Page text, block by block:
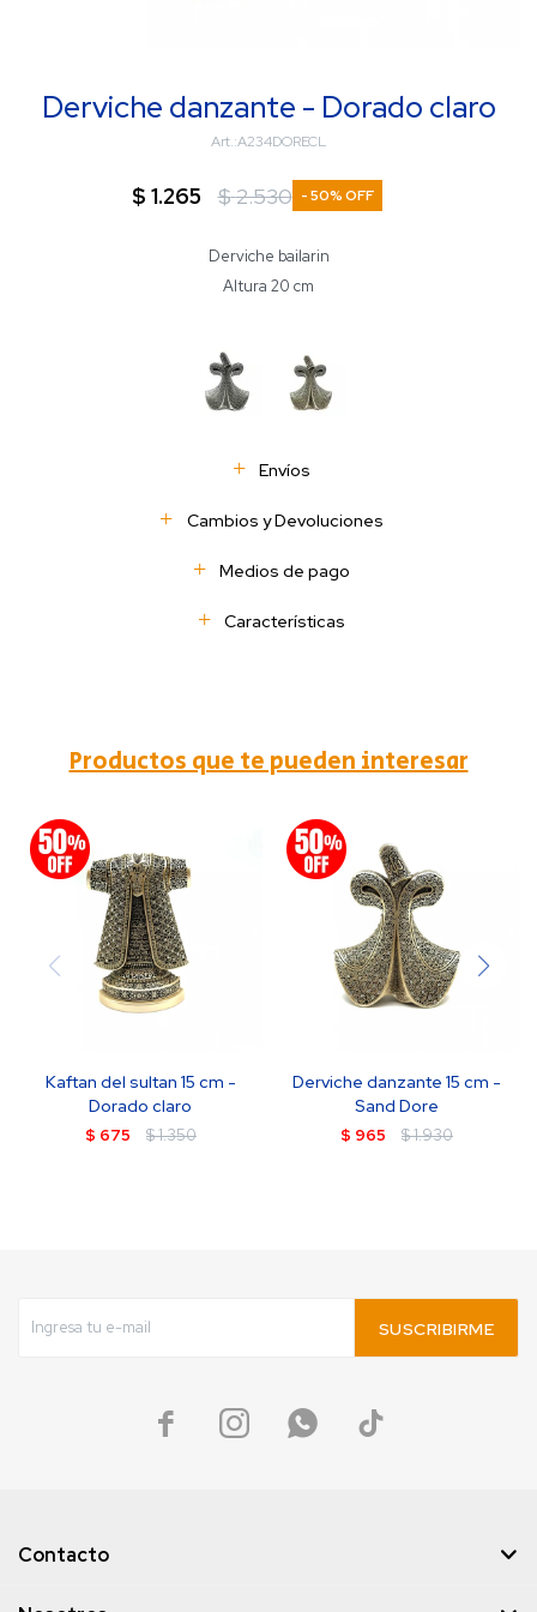
Derviche danzante - Dorado claro
A234DORECL
$ 1.265 $2.530 50
Derviche bailarin
Altura 20 cm
Envíos
Cambios y Devoluciones
Medios de pago
Características
Productos que te pueden interesar
Kaftan del sultan 15 cm -
Dorado claro
$ 675 $1.350
Derviche danzante 15 cm -
Sand Dore
$ 965 $1.930
SUSCRIBIRME
   
Contacto